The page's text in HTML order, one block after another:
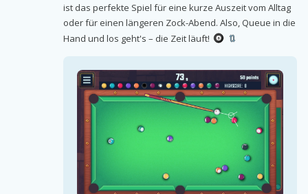
ist das perfekte Spiel für eine kurze Auszeit vom Alltag
oder für einen längeren Zock-Abend. Also, Queue in die
Hand und los geht's – die Zeit läuft!